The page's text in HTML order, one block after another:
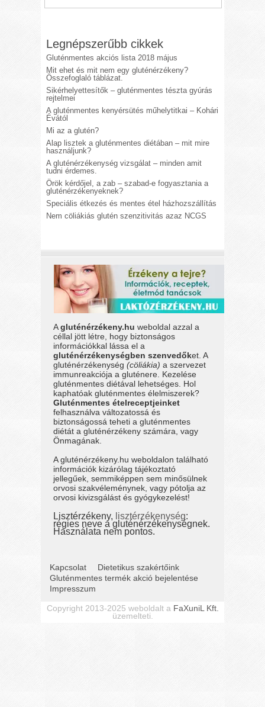
Legnépszerűbb cikkek
Gluténmentes akciós lista 2018 május
Mit ehet és mit nem egy gluténérzékeny?
Összefoglaló táblázat.
Sikérhelyettesítők – gluténmentes tészta gyúrás
rejtelmei
A gluténmentes kenyérsütés műhelytitkai – Kohári
Évától
Mi az a glutén?
Alap lisztek a gluténmentes diétában – mit mire
használjunk?
A gluténérzékenység vizsgálat – minden amit
tudni érdemes.
Örök kérdőjel, a zab – szabad-e fogyasztania a
gluténérzékenyeknek?
Speciális étkezés és mentes étel házhozszállítás
Nem cöliákiás glutén szenzitivitás azaz NCGS
Agluténérzékeny.hu weboldal azzal a
céllal jött létre, hogy biztonságos
információkkal lássa el a
gluténérzékenységben szenvedőket. A
gluténérzékenység(cöliákia) a szervezet
immunreakciója a gluténere. Kezelése
gluténmentes diétával lehetséges. Hol
kaphatóak gluténmentes élelmiszerek?
Gluténmentes ételreceptjeinket
felhasználva változatossá és
biztonságossá teheti a gluténmentes
diétát a gluténérzékeny számára, vagy
Önmagának.
A gluténérzékeny.hu weboldalon található
információk kizárólag tájékoztató
jellegűek, semmiképpen sem minősülnek
orvosi szakvéleménynek, vagy pótolja az
orvosi kivizsgálást és gyógykezelést!
Lisztérzékeny, lisztérzékenység:
régies neve a gluténérzékenységnek.
Használata nem pontos.
Kapcsolat
Dietetikus szakértőink
Gluténmentes termék akció bejelentése
Impresszum
Copyright 2013-2025 weboldalt a FaXuniL Kft.
üzemelteti.